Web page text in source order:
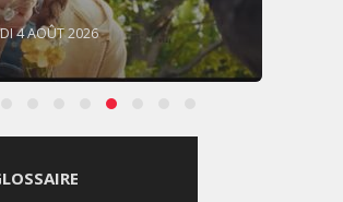
4 AOÛT 2026